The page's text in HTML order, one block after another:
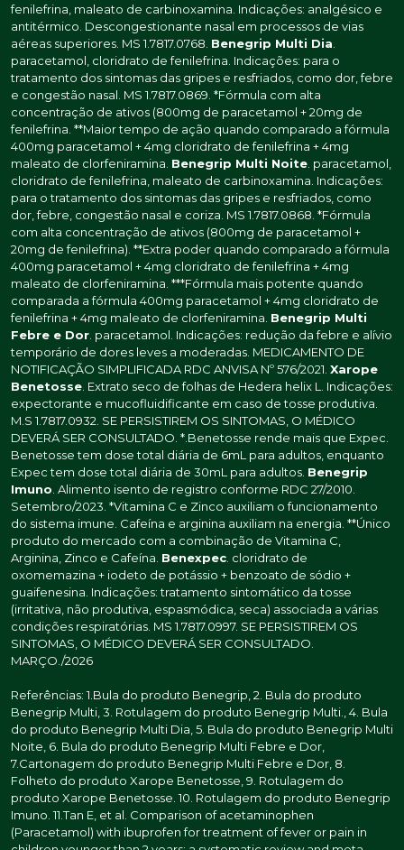
fenilefrina, maleato de carbinoxamina. Indicações: analgésico e
antitérmico. Descongestionante nasal em processos de vias
aéreas superiores. MS 1.7817.0768. Benegrip Multi Dia
paracetamol, cloridrato de fenilefrina. Indicações: para o
tratamento dos sintomas das gripes e resfriados, como dor, febre
e congestão nasal. MS 1.7817.0869. *Fórmula com alta
concentração de ativos (800mg de paracetamol + 20mg de
fenilefrina. **Maior tempo de ação quando comparado a fórmula
400mg paracetamol + 4mg cloridrato de fenilefrina + 4mg
maleato de clorfeniramina. Benegrip Multi Noite . paracetamol,
cloridrato de fenilefrina, maleato de carbinoxamina. Indicações:
para o tratamento dos sintomas das gripes e resfriados, como
dor, febre, congestão nasal e coriza. MS 1.7817.0868. *Fórmula
com alta concentração de ativos (800mg de paracetamol +
20mg de fenilefrina). **Extra poder quando comparado a fórmula
400mg paracetamol + 4mg cloridrato de fenilefrina + 4mg
maleato de clorfeniramina. ***Fórmula mais potente quando
comparada a fórmula 400mg paracetamol + 4mg cloridrato de
fenilefrina + 4mg maleato de clorfeniramina. Benegrip Multi
Febre e Dor . paracetamol. Indicações: redução da febre e alívio
temporário de dores leves a moderadas. MEDICAMENTO DE
NOTIFICAÇÃO SIMPLIFICADA RDC ANVISA Nº 576/2021. Xarope
Benetosse . Extrato seco de folhas de Hedera helix L. Indicações:
expectorante e mucofluidificante em caso de tosse produtiva.
M.S 1.7817.0932. SE PERSISTIREM OS SINTOMAS, O MÉDICO
DEVERÁ SER CONSULTADO. *.Benetosse rende mais que Expec.
Benetosse tem dose total diária de 6mL para adultos, enquanto
Expec tem dose total diária de 30mL para adultos. Benegrip
Imuno . Alimento isento de registro conforme RDC 27/2010.
Setembro/2023. *Vitamina C e Zinco auxiliam o funcionamento
do sistema imune. Cafeína e arginina auxiliam na energia. **Único
produto do mercado com a combinação de Vitamina C,
Arginina, Zinco e Cafeína. Benexpec . cloridrato de
oxomemazina + iodeto de potássio + benzoato de sódio +
guaifenesina. Indicações: tratamento sintomático da tosse
(irritativa, não produtiva, espasmódica, seca) associada a várias
condições respiratórias. MS 1.7817.0997. SE PERSISTIREM OS
SINTOMAS, O MÉDICO DEVERÁ SER CONSULTADO.
MARÇO./2026
Referências: 1.Bula do produto Benegrip, 2. Bula do produto
Benegrip Multi, 3. Rotulagem do produto Benegrip Multi., 4. Bula
do produto Benegrip Multi Dia, 5. Bula do produto Benegrip Multi
Noite, 6. Bula do produto Benegrip Multi Febre e Dor,
7.Cartonagem do produto Benegrip Multi Febre e Dor, 8.
Folheto do produto Xarope Benetosse, 9. Rotulagem do
produto Xarope Benetosse. 10. Rotulagem do produto Benegrip
Imuno. 11.Tan E, et al. Comparison of acetaminophen
(Paracetamol) with ibuprofen for treatment of fever or pain in